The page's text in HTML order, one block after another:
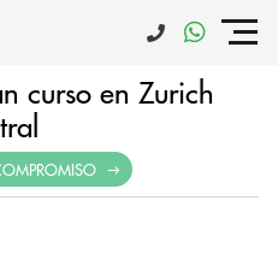
curso en Zurich